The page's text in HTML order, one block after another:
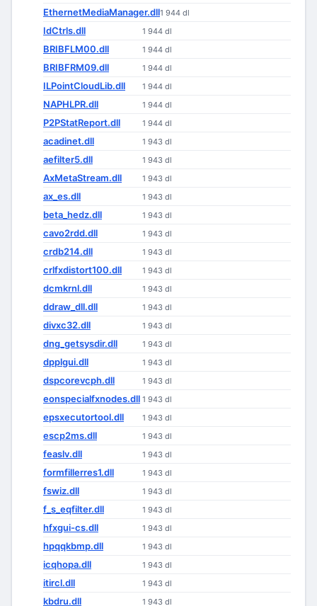
EthernetMediaManager.dll1 944 dl
IdCtrls.dll 1 944 dl
BRIBFLM00.dll 1 944 dl
BRIBFRM09.dll 1 944 dl
ILPointCloudLib.dll 1 944 dl
NAPHLPR.dll 1 944 dl
P2PStatReport.dll 1 944 dl
acadinet.dll 1 943 dl
aefilter5.dll 1 943 dl
AxMetaStream.dll 1 943 dl
ax_es.dll 1 943 dl
beta_hedz.dll 1 943 dl
cavo2rdd.dll 1 943 dl
crdb214.dll 1 943 dl
crlfxdistort100.dll 1 943 dl
dcmkrnl.dll 1 943 dl
ddraw_dll.dll 1 943 dl
divxc32.dll 1 943 dl
dng_getsysdir.dll 1 943 dl
dpplgui.dll 1 943 dl
dspcorevcph.dll 1 943 dl
eonspecialfxnodes.dll 1 943 dl
epsxecutortool.dll 1 943 dl
escp2ms.dll 1 943 dl
feaslv.dll 1 943 dl
formfillerres1.dll 1 943 dl
fswiz.dll 1 943 dl
f_s_eqfilter.dll 1 943 dl
hfxgui-cs.dll 1 943 dl
hpqqkbmp.dll 1 943 dl
icqhopa.dll 1 943 dl
itircl.dll 1 943 dl
kbdru.dll 1 943 dl